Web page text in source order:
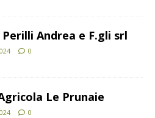
Andrea e F.gli srl
0
Le Prunaie
0